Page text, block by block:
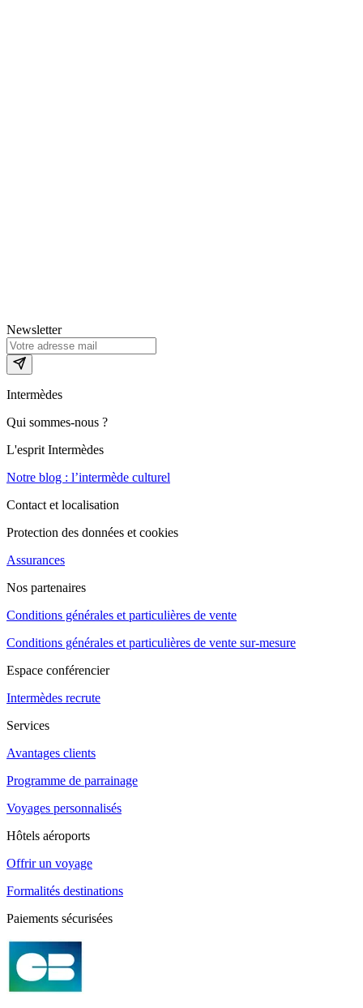
Newsletter
Intermèdes
Qui sommes-nous ?
L'esprit Intermèdes
Notre blog : l’intermède culturel
Contact et localisation
Protection des données et cookies
Assurances
Nos partenaires
Conditions générales et particulières de vente
Conditions générales et particulières de vente sur-mesure
Espace conférencier
Intermèdes recrute
Services
Avantages clients
Programme de parrainage
Voyages personnalisés
Hôtels aéroports
Offrir un voyage
Formalités destinations
Paiements sécurisées